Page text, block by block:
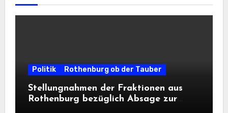
Politik Rothenburg ob der Tauber
Stellungnahmen der Fraktionen aus
Rothenburg bezüglich Absage zur